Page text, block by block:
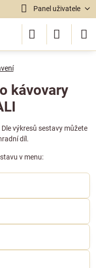
Panel uživatele
kávovary
výkresů sestavy můžete
díl.
v menu: